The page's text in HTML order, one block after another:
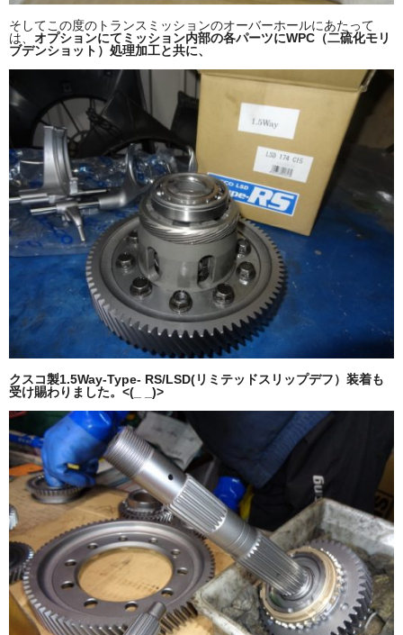
そしてこの度のトランスミッションのオーバーホールにあたって
は、 オプションにてミッション内部の各パーツにWPC（二硫化モリ
ブデンショット）処理加工と共に、
クスコ製1.5Way-Type- RS/LSD(リミテッドスリップデフ）装着も
受け賜わりました。<(_ _)>